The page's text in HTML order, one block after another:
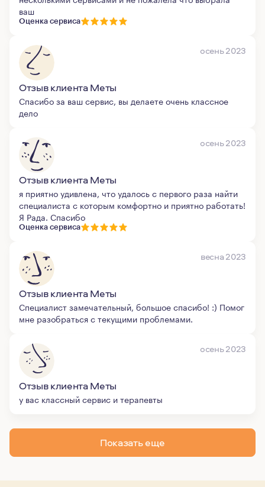
ваш
Оценка сервиса
осень 2023
Отзыв клиента Меты
Спасибо за ваш сервис, вы делаете очень классное
дело
осень 2023
Отзыв клиента Меты
я приятно удивлена, что удалось с первого раза найти
специалиста с которым комфортно и приятно работать!
Я Рада. Спасибо
Оценка сервиса
весна 2023
Отзыв клиента Меты
Специалист замечательный, большое спасибо! :) Помог
мне разобраться с текущими проблемами.
осень 2023
Отзыв клиента Меты
у вас классный сервис и терапевты
Показать еще